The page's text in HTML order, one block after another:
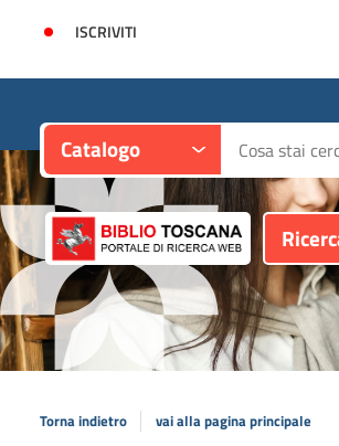
ISCRIVITI
Catalogo Cerca su
Torna indietro vai alla pagina principale